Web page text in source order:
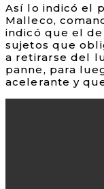
Así lo indicó el
Malleco,
indicó que el
sujetos que
a retirarse del
panne, para
acelerante y